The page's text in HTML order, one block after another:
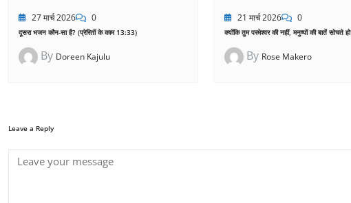
27 मार्च 2026 0
दूसरा भजन कौन-सा है? (प्रेरितों के काम 13:33)
By Doreen Kajulu
21 मार्च 2026 0
क्योंकि तुम परमेश्वर की नहीं, मनुष्यों की बातें सोचते हो
By Rose Makero
Leave a Reply